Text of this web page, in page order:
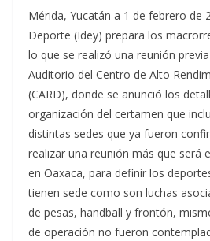
Mérida, Yucatán a 1 de febrero de
Deporte (Idey) prepara los
lo que se realizó una reunión
Auditorio del Centro de Alto
(CARD), donde se anunció los
organización del certamen que
distintas sedes que ya fueron
realizar una reunión más que será
en Oaxaca, para definir los
tienen sede como son luchas
de pesas, handball y frontón,
de operación no fueron